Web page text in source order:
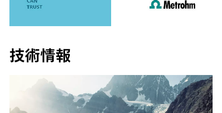
技術情報